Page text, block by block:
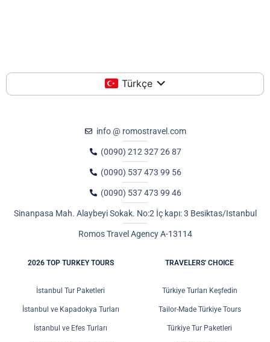
Türkçe
info @ romostravel.com
(0090) 212 327 26 87
(0090) 537 473 99 56
(0090) 537 473 99 46
Sinanpasa Mah. Alaybeyi Sokak. No:2 İç kapı: 3 Besiktas/Istanbul
Romos Travel Agency A-13114
2026 TOP TURKEY TOURS
İstanbul Tur Paketleri
İstanbul ve Kapadokya Turları
İstanbul ve Efes Turları
TRAVELERS' CHOICE
Türkiye Turları Keşfedin
Tailor-Made Türkiye Tours
Türkiye Tur Paketleri